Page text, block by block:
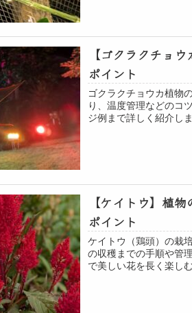
【ゴクラクチョ
ポイント
ゴクラクチョウカ植物
り、温度管理などのコ
ジ例まで詳しく紹介しま
【ケイトウ】植
ポイント
ケイトウ（鶏頭）の栽
の収穫までの手順や管
で美しい花を長く楽し